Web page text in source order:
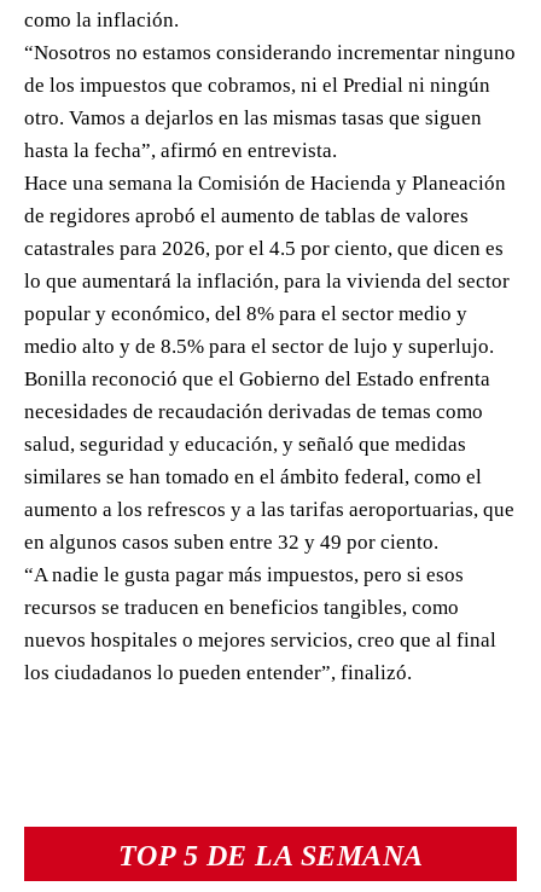
TOP 5 DE LA SEMANA
como la inflación.
“Nosotros no estamos considerando incrementar ninguno
de los impuestos que cobramos, ni el Predial ni ningún
otro. Vamos a dejarlos en las mismas tasas que siguen
hasta la fecha”, afirmó en entrevista.
Hace una semana la Comisión de Hacienda y Planeación
de regidores aprobó el aumento de tablas de valores
catastrales para 2026, por el 4.5 por ciento, que dicen es
lo que aumentará la inflación, para la vivienda del sector
popular y económico, del 8% para el sector medio y
medio alto y de 8.5% para el sector de lujo y superlujo.
Bonilla reconoció que el Gobierno del Estado enfrenta
necesidades de recaudación derivadas de temas como
salud, seguridad y educación, y señaló que medidas
similares se han tomado en el ámbito federal, como el
aumento a los refrescos y a las tarifas aeroportuarias, que
en algunos casos suben entre 32 y 49 por ciento.
“A nadie le gusta pagar más impuestos, pero si esos
recursos se traducen en beneficios tangibles, como
nuevos hospitales o mejores servicios, creo que al final
los ciudadanos lo pueden entender”, finalizó.